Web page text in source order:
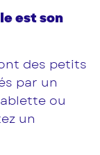
est son
des petits
par un
ou
un